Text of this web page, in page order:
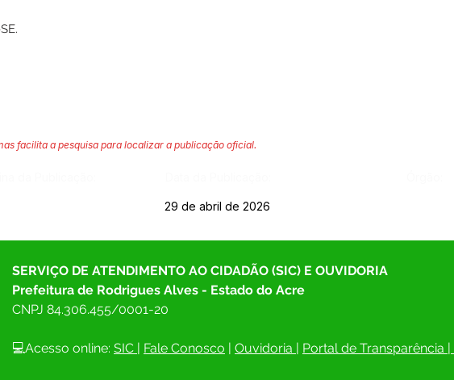
facilita a pesquisa para localizar a publicação oficial.
29 de abril de 2026
SERVIÇO DE ATENDIMENTO AO CIDADÃO (SIC) E OUVIDORIA
Prefeitura de Rodrigues Alves - Estado do Acre
CNPJ 84.306.455/0001-20
💻Acesso online: SIC | Fale Conosco | Ouvidoria | Portal de Transparência |